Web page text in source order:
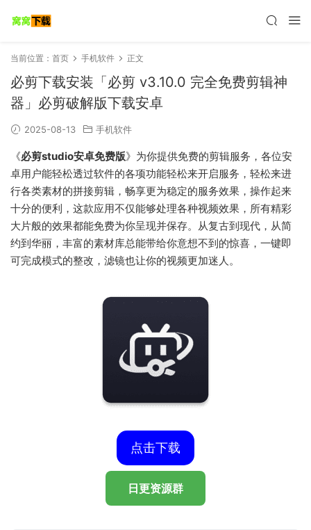
当前位置： 首页 手机软件 正文
必剪下载安装「必剪 v3.10.0 完全免费剪辑神
器」必剪破解版下载安卓
2025-08-13 手机软件
《必剪studio安卓免费版》为你提供免费的剪辑服务，各位安
卓用户能轻松透过软件的各项功能轻松来开启服务，轻松来进
行各类素材的拼接剪辑，畅享更为稳定的服务效果，操作起来
十分的便利，这款应用不仅能够处理各种视频效果，所有精彩
大片般的效果都能免费为你呈现并保存。从复古到现代，从简
约到华丽，丰富的素材库总能带给你意想不到的惊喜，一键即
可完成模式的整改，滤镜也让你的视频更加迷人。
点击下载
日更资源群